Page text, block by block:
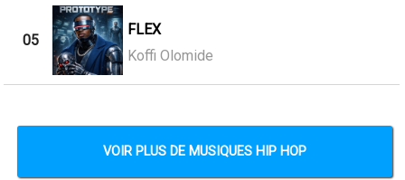
05
FLEX
Koffi Olomide
VOIR PLUS DE MUSIQUES HIP HOP